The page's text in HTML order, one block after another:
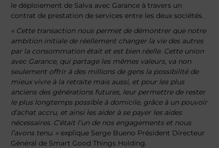
le déploiement de Salva avec Garance à travers un
contrat de prestation de services entre les deux sociétés.
« Cette transaction nous permet de démontrer que notre
ambition initiale de réellement changer la vie des autres
par la consommation était et est bien réelle. Cette union
avec Garance, qui partage les mêmes valeurs, va non
seulement offrir à des millions de gens la possibilité de
mieux vivre à la retraite mais aussi, et pour les plus
anciens des générations futures, leur permettre de rester
le plus longtemps possible à domicile, grâce à un pouvoir
d’achat accru, et ainsi les aider à se payer les aides
nécessaires. C’était l’un de nos engagements et nous
l’avons tenu. »explique Serge Bueno Président Directeur
Général de Smart Good Things Holding.